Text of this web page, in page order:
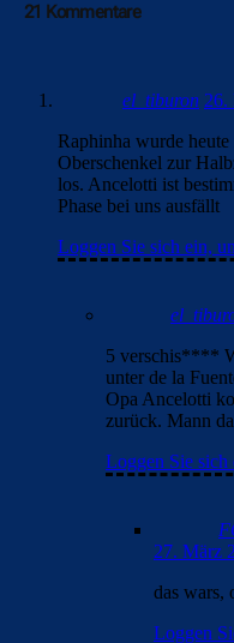
21 Kommentare
el_tiburon 26.
Raphinha wurde
Oberschenkel zur
los. Ancelotti ist
Phase bei uns ausfällt
Loggen Sie sich ein,
5 verschis****
unter de la
Opa Ancelotti
zurück. Mann
Loggen Sie sich
27. März
das wars,
Loggen